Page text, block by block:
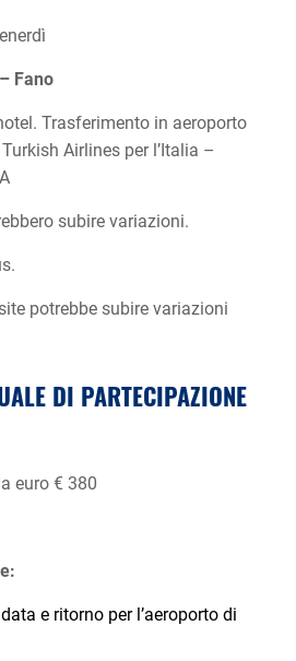
Fano
Trasferimento in aeroporto
Airlines per l’Italia –
subire variazioni.
potrebbe subire variazioni
DI PARTECIPAZIONE
euro € 380
e ritorno per l’aeroporto di